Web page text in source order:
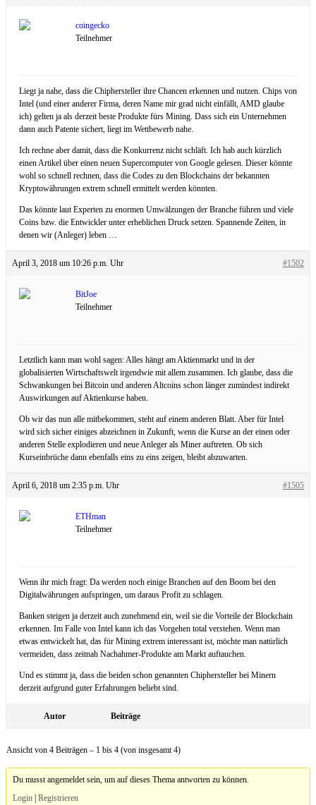
coingecko
Teilnehmer
Liegt ja nahe, dass die Chiphersteller ihre Chancen erkennen und nutzen. Chips von
Intel (und einer anderer Firma, deren Name mir grad nicht einfällt, AMD glaube
ich) gelten ja als derzeit beste Produkte fürs Mining. Dass sich ein Unternehmen
dann auch Patente sichert, liegt im Wettbewerb nahe.
Ich rechne aber damit, dass die Konkurrenz nicht schläft. Ich hab auch kürzlich
einen Artikel über einen neuen Supercomputer von Google gelesen. Dieser könnte
wohl so schnell rechnen, dass die Codes zu den Blockchains der bekannten
Kryptowährungen extrem schnell ermittelt werden könnten.
Das könnte laut Experten zu enormen Umwälzungen der Branche führen und viele
Coins bzw. die Entwickler unter erheblichen Druck setzen. Spannende Zeiten, in
denen wir (Anleger) leben …
April 3, 2018 um 10:26 p.m. Uhr #1502
BitJoe
Teilnehmer
Letztlich kann man wohl sagen: Alles hängt am Aktienmarkt und in der
globalisierten Wirtschaftswelt irgendwie mit allem zusammen. Ich glaube, dass die
Schwankungen bei Bitcoin und anderen Altcoins schon länger zumindest indirekt
Auswirkungen auf Aktienkurse haben.
Ob wir das nun alle mitbekommen, steht auf einem anderen Blatt. Aber für Intel
wird sich sicher einiges abzeichnen in Zukunft, wenn die Kurse an der einen oder
anderen Stelle explodieren und neue Anleger als Miner auftreten. Ob sich
Kurseinbrüche dann ebenfalls eins zu eins zeigen, bleibt abzuwarten.
April 6, 2018 um 2:35 p.m. Uhr #1505
ETHman
Teilnehmer
Wenn ihr mich fragt: Da werden noch einige Branchen auf den Boom bei den
Digitalwährungen aufspringen, um daraus Profit zu schlagen.
Banken steigen ja derzeit auch zunehmend ein, weil sie die Vorteile der Blockchain
erkennen. Im Falle von Intel kann ich das Vorgehen total verstehen. Wenn man
etwas entwickelt hat, das für Mining extrem interessant ist, möchte man natürlich
vermeiden, dass zeitnah Nachahmer-Produkte am Markt auftauchen.
Und es stimmt ja, dass die beiden schon genannten Chiphersteller bei Minern
derzeit aufgrund guter Erfahrungen beliebt sind.
Autor Beiträge
Ansicht von 4 Beiträgen – 1 bis 4 (von insgesamt 4)
Du musst angemeldet sein, um auf dieses Thema antworten zu können.
Login |Registrieren